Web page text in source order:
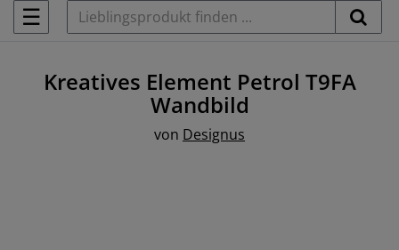
☰
Kreatives Element Petrol T9FA
Wandbild
von Designus